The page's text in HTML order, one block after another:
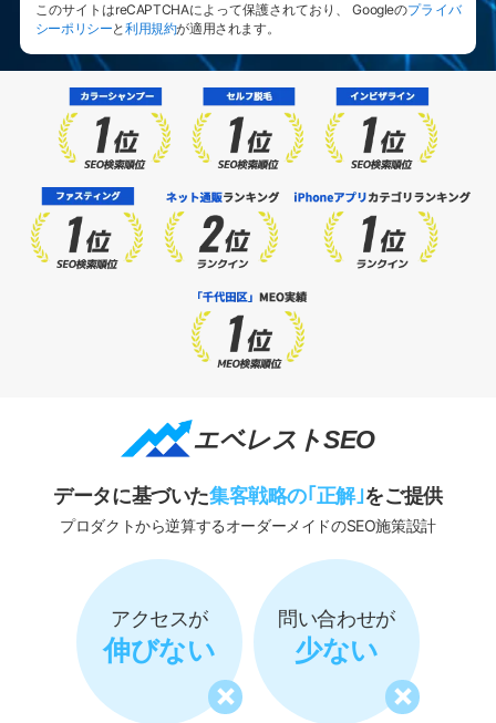
このサイトはreCAPTCHAによって保護されており、 Googleのプライバ
シーポリシーと利用規約が適用されます。
エベレストSEO
データに基づいた集客戦略の｢正解｣をご提供
プロダクトから逆算するオーダーメイドのSEO施策設計
アクセスが
伸びない
問い合わせが
少ない